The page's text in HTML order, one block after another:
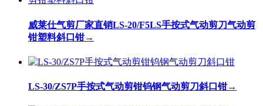
威莱仕气剪厂家直销LS-20/F5LS手按式气动剪刀气动剪
钳塑料斜口钳→
LS-30/ZS7P手按式气动剪钳钨钢气动剪刀斜口钳→